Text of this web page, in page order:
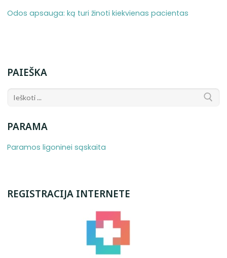
Odos apsauga: ką turi žinoti kiekvienas pacientas
PAIEŠKA
PARAMA
Paramos ligoninei sąskaita
REGISTRACIJA INTERNETE